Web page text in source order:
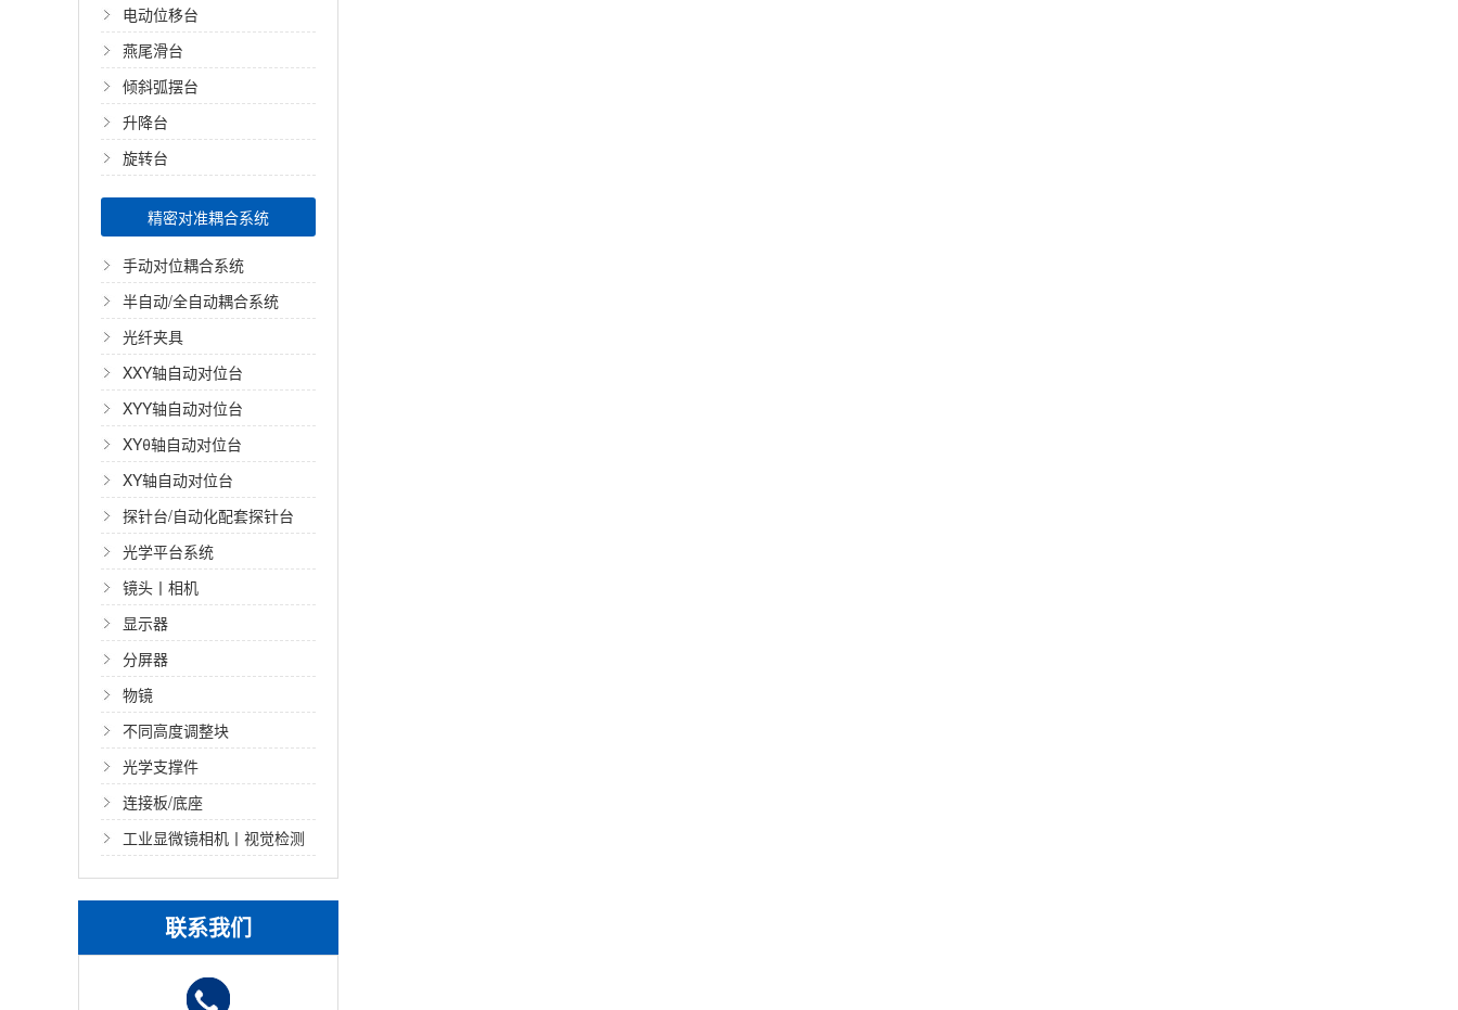
电动位移台
燕尾滑台
倾斜弧摆台
升降台
旋转台
精密对准耦合系统
手动对位耦合系统
半自动/全自动耦合系统
光纤夹具
XXY轴自动对位台
XYY轴自动对位台
XYθ轴自动对位台
XY轴自动对位台
探针台/自动化配套探针台
光学平台系统
镜头丨相机
显示器
分屏器
物镜
不同高度调整块
光学支撑件
连接板/底座
工业显微镜相机丨视觉检测
光源
联系我们